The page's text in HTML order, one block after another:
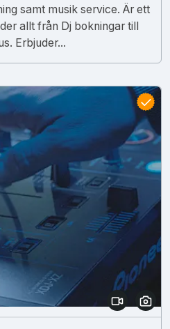
samt musik service. Är ett
allt från Dj bokningar till
Erbjuder...